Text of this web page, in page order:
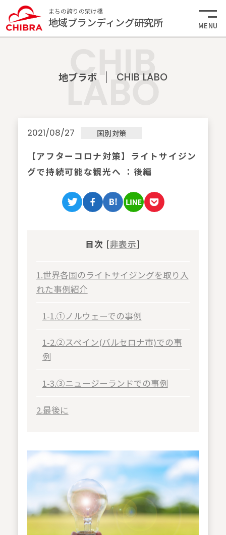
まちの誇りの架け橋
地域ブランディング研究所 MENU
地ブラボ CHIB LABO
2021/08/27 国別対策
【アフターコロナ対策】ライトサイジン
グで持続可能な観光へ ：後編
目次 [非表示]
1.世界各国のライトサイジングを取り入
れた事例紹介
1-1.①ノルウェーでの事例
1-2.②スペイン(バルセロナ市)での事
例
1-3.③ニュージーランドでの事例
2.最後に